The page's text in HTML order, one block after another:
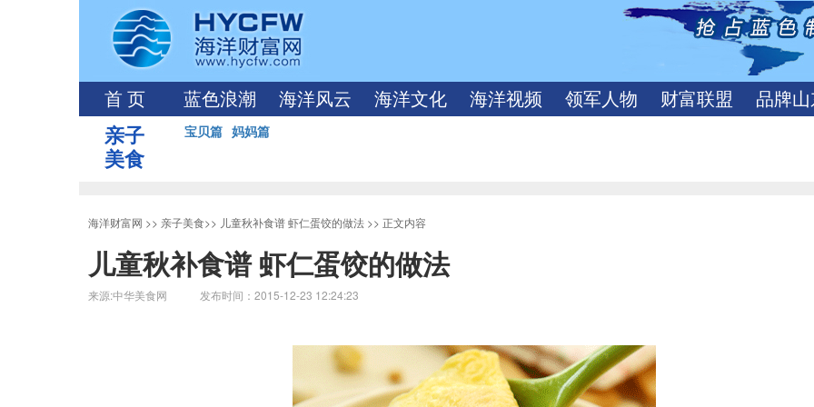
首 页 蓝色浪潮 海洋风云 海洋文化 海洋视频 领军人物 财富联盟 品牌
亲子
美食
宝贝篇 妈妈篇
海洋财富网 >> 亲子美食>> 儿童秋补食谱 虾仁蛋饺的做法 >> 正文内容
儿童秋补食谱 虾仁蛋饺的做法
来源:中华美食网 发布时间：2015-12-23 12:24:23